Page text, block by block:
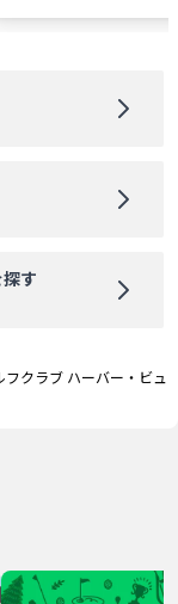
す
フクラブ ハーバー・ビュ